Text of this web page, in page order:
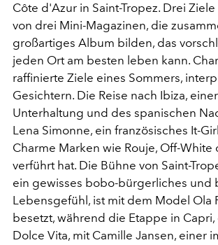
Côte d'Azur in Saint-Tropez. Drei
von drei Mini-Magazinen, die
großartiges Album bilden, das
jeden Ort am besten leben kann.
raffinierte Ziele eines Sommers,
Gesichtern. Die Reise nach Ibiza,
Unterhaltung und des spanischen
Lena Simonne, ein französisches It-
Charme Marken wie Rouje, Off-White
verführt hat. Die Bühne von Saint-
ein gewisses bobo-bürgerliches und
Lebensgefühl, ist mit dem Model Ola
besetzt, während die Etappe in
Dolce Vita, mit Camille Jansen, einer